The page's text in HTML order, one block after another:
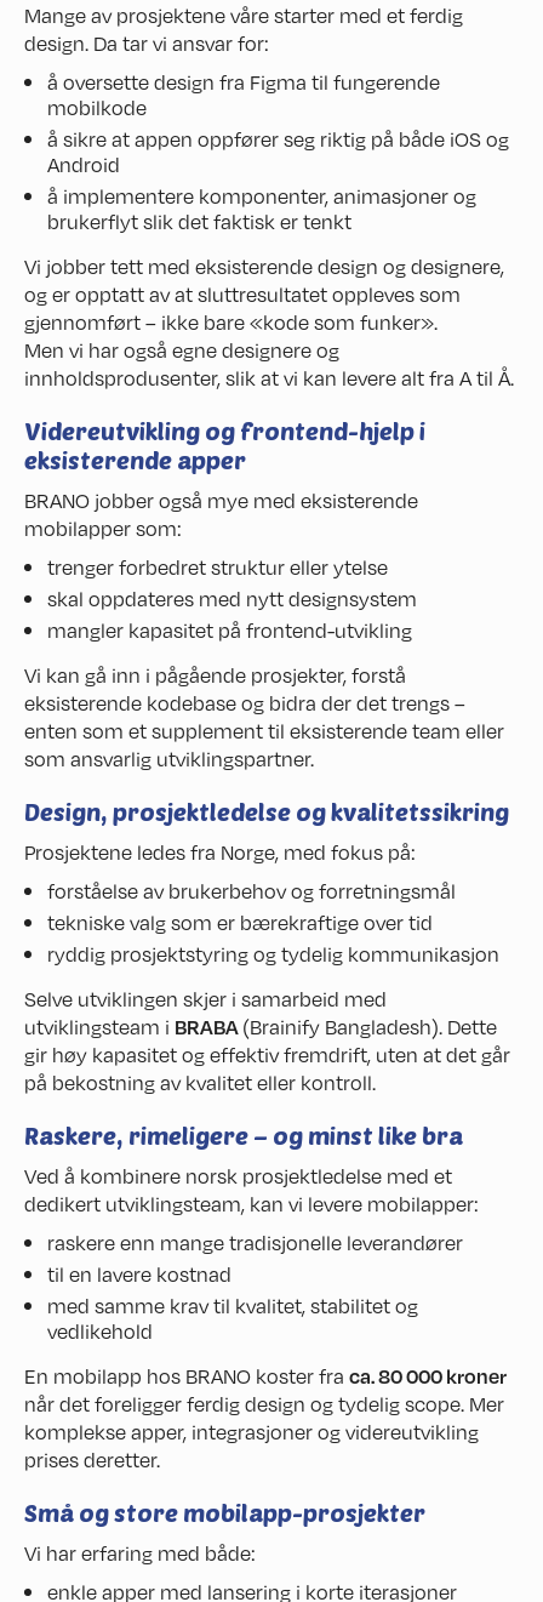
Mange av prosjektene våre starter med et ferdig
design. Da tar vi ansvar for:
å oversette design fra Figma til fungerende
mobilkode
å sikre at appen oppfører seg riktig på både iOS og
Android
å implementere komponenter, animasjoner og
brukerflyt slik det faktisk er tenkt
Vi jobber tett med eksisterende design og designere,
og er opptatt av at sluttresultatet oppleves som
gjennomført – ikke bare «kode som funker».
Men vi har også egne designere og
innholdsprodusenter, slik at vi kan levere alt fra A til Å.
Videreutvikling og frontend-hjelp i
eksisterende apper
BRANO jobber også mye med eksisterende
mobilapper som:
trenger forbedret struktur eller ytelse
skal oppdateres med nytt designsystem
mangler kapasitet på frontend-utvikling
Vi kan gå inn i pågående prosjekter, forstå
eksisterende kodebase og bidra der det trengs –
enten som et supplement til eksisterende team eller
som ansvarlig utviklingspartner.
Design, prosjektledelse og kvalitetssikring
Prosjektene ledes fra Norge, med fokus på:
forståelse av brukerbehov og forretningsmål
tekniske valg som er bærekraftige over tid
ryddig prosjektstyring og tydelig kommunikasjon
Selve utviklingen skjer i samarbeid med
utviklingsteam i BRABA(Brainify Bangladesh). Dette
gir høy kapasitet og effektiv fremdrift, uten at det går
på bekostning av kvalitet eller kontroll.
Raskere, rimeligere – og minst like bra
Ved å kombinere norsk prosjektledelse med et
dedikert utviklingsteam, kan vi levere mobilapper:
raskere enn mange tradisjonelle leverandører
til en lavere kostnad
med samme krav til kvalitet, stabilitet og
vedlikehold
En mobilapp hos BRANO koster fra ca. 80 000 kroner
når det foreligger ferdig design og tydelig scope. Mer
komplekse apper, integrasjoner og videreutvikling
prises deretter.
Små og store mobilapp-prosjekter
Vi har erfaring med både:
enkle apper med lansering i korte iterasjoner